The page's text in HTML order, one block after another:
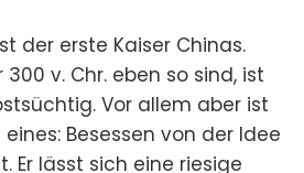
der erste Kaiser Chinas.
300 v. Chr. eben so sind, ist
Vor allem aber ist
eines: Besessen von der Idee
Er lässt sich eine riesige